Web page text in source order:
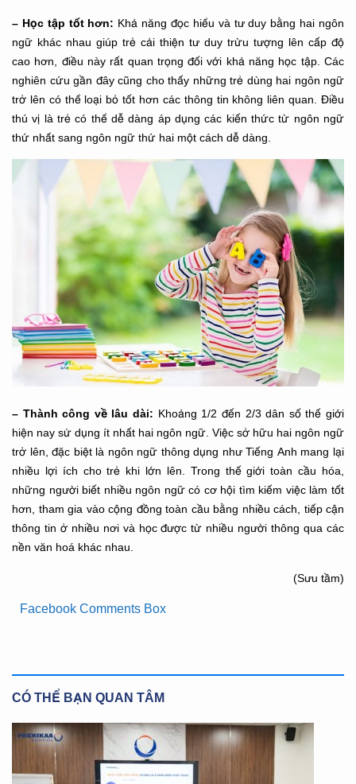
– Học tập tốt hơn: Khả năng đọc hiểu và tư duy bằng hai ngôn
ngữ khác nhau giúp trẻ cải thiện tư duy trừu tượng lên cấp độ
cao hơn, điều này rất quan trọng đối với khả năng học tập. Các
nghiên cứu gần đây cũng cho thấy những trẻ dùng hai ngôn ngữ
trở lên có thể loại bỏ tốt hơn các thông tin không liên quan. Điều
thú vị là trẻ có thể dễ dàng áp dụng các kiến thức từ ngôn ngữ
thứ nhất sang ngôn ngữ thứ hai một cách dễ dàng.
– Thành công về lâu dài: Khoảng 1/2 đến 2/3 dân số thế giới
hiện nay sử dụng ít nhất hai ngôn ngữ. Việc sở hữu hai ngôn ngữ
trở lên, đặc biệt là ngôn ngữ thông dụng như Tiếng Anh mang lại
nhiều lợi ích cho trẻ khi lớn lên. Trong thế giới toàn cầu hóa,
những người biết nhiều ngôn ngữ có cơ hội tìm kiếm việc làm tốt
hơn, tham gia vào cộng đồng toàn cầu bằng nhiều cách, tiếp cận
thông tin ở nhiều nơi và học được từ nhiều người thông qua các
nền văn hoá khác nhau.
(Sưu tầm)
Facebook Comments Box
CÓ THỂ BẠN QUAN TÂM